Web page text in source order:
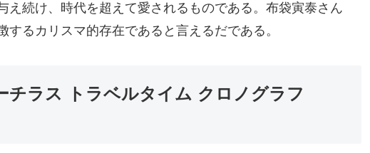
え続け、時代を超えて愛されるものである。布袋寅泰さん
るカリスマ的存在であると言えるだである。
チラス トラベルタイム クロノグラフ